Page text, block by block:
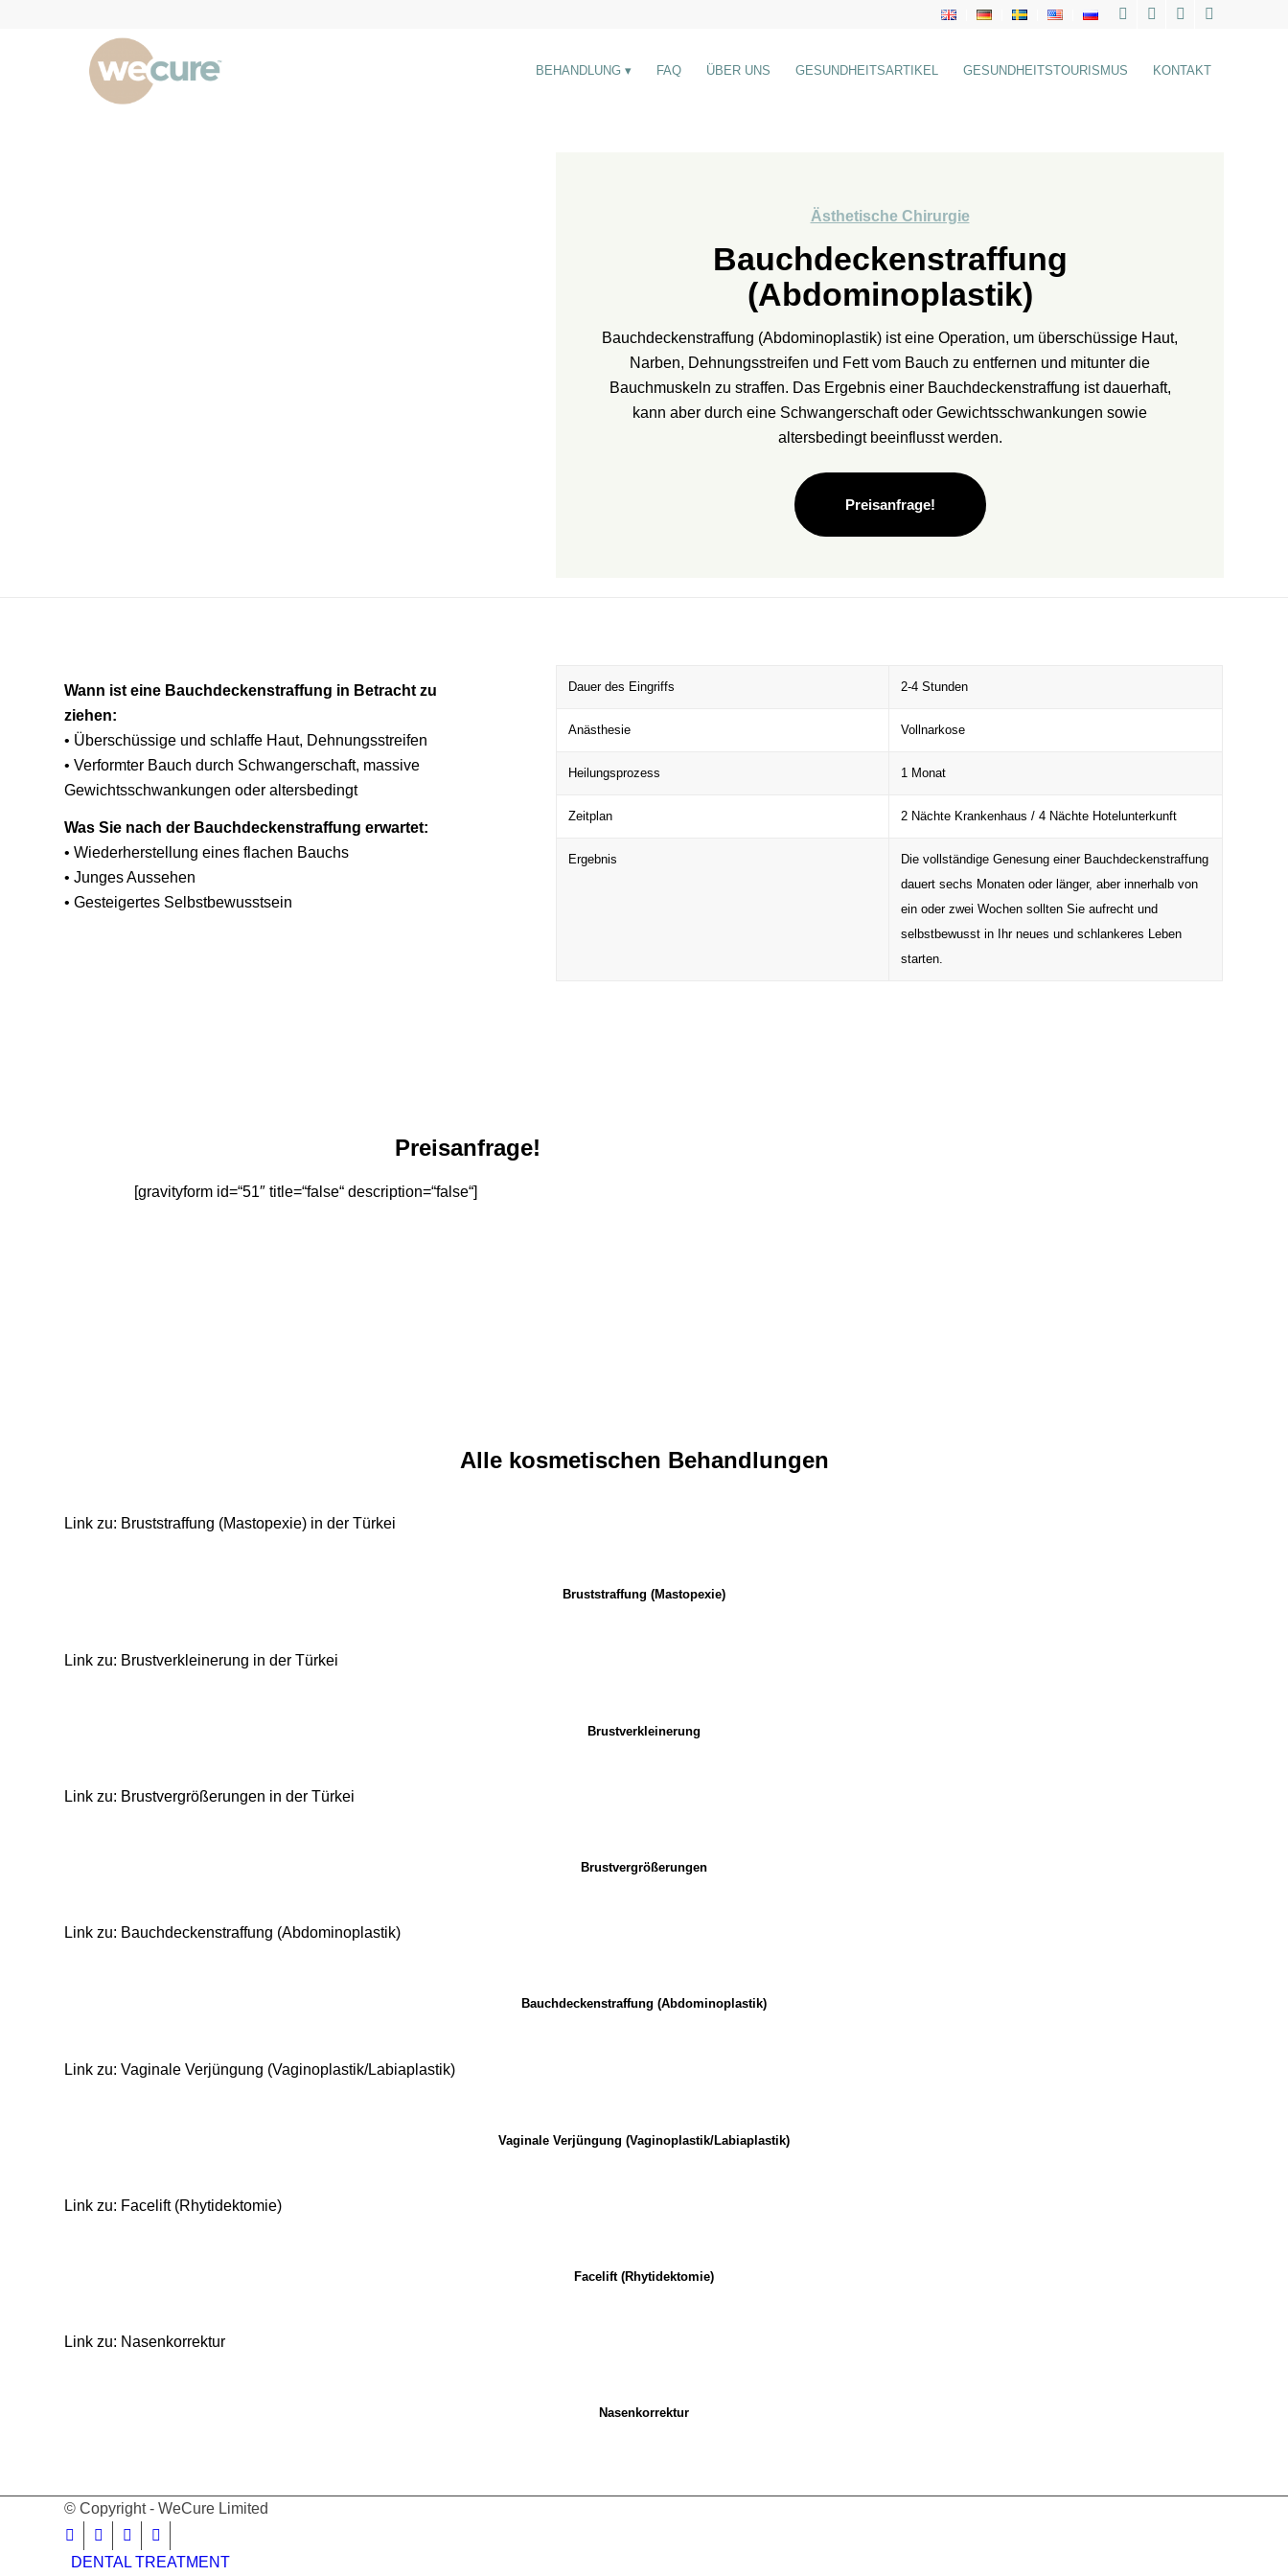
BEHANDLUNG FAQ ÜBER UNS GESUNDHEITSARTIKEL GESUNDHEITSTOURISMUS KONTAKT
Ästhetische Chirurgie
Bauchdeckenstraffung
(Abdominoplastik)
Bauchdeckenstraffung (Abdominoplastik) ist eine Operation, um überschüssige Haut,
Narben, Dehnungsstreifen und Fett vom Bauch zu entfernen und mitunter die
Bauchmuskeln zu straffen. Das Ergebnis einer Bauchdeckenstraffung ist dauerhaft,
kann aber durch eine Schwangerschaft oder Gewichtsschwankungen sowie
altersbedingt beeinflusst werden.
Preisanfrage!
Wann ist eine Bauchdeckenstraffung in Betracht zu
ziehen:
• Überschüssige und schlaffe Haut, Dehnungsstreifen
• Verformter Bauch durch Schwangerschaft, massive
Gewichtsschwankungen oder altersbedingt
Was Sie nach der Bauchdeckenstraffung erwartet:
• Wiederherstellung eines flachen Bauchs
• Junges Aussehen
• Gesteigertes Selbstbewusstsein
Dauer des Eingriffs 2-4 Stunden
Anästhesie Vollnarkose
Heilungsprozess 1 Monat
Zeitplan 2 Nächte Krankenhaus / 4 Nächte Hotelunterkunft
Ergebnis
Die vollständige Genesung einer Bauchdeckenstraffung
dauert sechs Monaten oder länger, aber innerhalb von
ein oder zwei Wochen sollten Sie aufrecht und
selbstbewusst in Ihr neues und schlankeres Leben
starten.
Preisanfrage!
[gravityform id=“51″ title=“false“ description=“false“]
Alle kosmetischen Behandlungen
Link zu: Bruststraffung (Mastopexie) in der Türkei
Bruststraffung (Mastopexie)
Link zu: Brustverkleinerung in der Türkei
Brustverkleinerung
Link zu: Brustvergrößerungen in der Türkei
Brustvergrößerungen
Link zu: Bauchdeckenstraffung (Abdominoplastik)
Bauchdeckenstraffung (Abdominoplastik)
Link zu: Vaginale Verjüngung (Vaginoplastik/Labiaplastik)
Vaginale Verjüngung (Vaginoplastik/Labiaplastik)
Link zu: Facelift (Rhytidektomie)
Facelift (Rhytidektomie)
Link zu: Nasenkorrektur
Nasenkorrektur
© Copyright - WeCure Limited
DENTAL TREATMENT